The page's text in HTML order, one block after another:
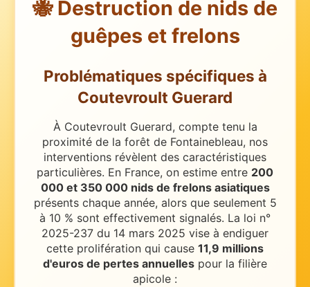
🐝 Destruction de nids de
guêpes et frelons
Problématiques spécifiques à
Coutevroult Guerard
À Coutevroult Guerard, compte tenu la
proximité de la forêt de Fontainebleau, nos
interventions révèlent des caractéristiques
particulières. En France, on estime entre 200
000 et 350 000 nids de frelons asiatiques
présents chaque année, alors que seulement 5
à 10 % sont effectivement signalés. La loi n°
2025-237 du 14 mars 2025 vise à endiguer
cette prolifération qui cause 11,9 millions
d'euros de pertes annuelles pour la filière
apicole :